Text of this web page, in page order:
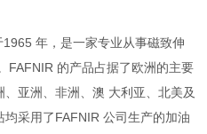
年，是一家专业从事磁致伸
FAFNIR 的产品占据了欧洲的主要
亚洲、非洲、澳 大利亚、北美及
采用了FAFNIR 公司生产的加油